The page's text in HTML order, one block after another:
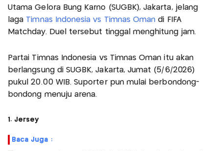
Utama Gelora Bung Karno (SUGBK), Jakarta, jelang
laga Timnas Indonesia vs Timnas Oman di FIFA
Matchday. Duel tersebut tinggal menghitung jam.
Partai Timnas Indonesia vs Timnas Oman itu akan
berlangsung di SUGBK, Jakarta, Jumat (5/6/2026)
pukul 20.00 WIB. Suporter pun mulai berbondong-
bondong menuju arena.
1. Jersey
Baca Juga :